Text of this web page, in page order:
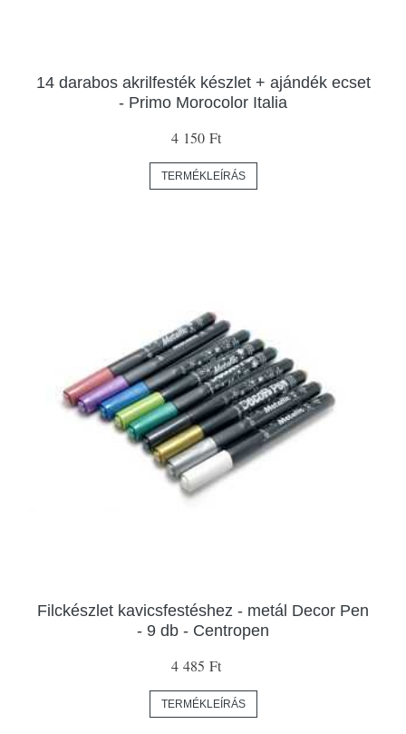
14 darabos akrilfesték készlet + ajándék ecset
- Primo Morocolor Italia
4 150 Ft
TERMÉKLEÍRÁS
Filckészlet kavicsfestéshez - metál Decor Pen
- 9 db - Centropen
4 485 Ft
TERMÉKLEÍRÁS